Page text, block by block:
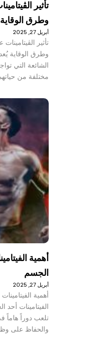
تأثير
وطرق الوقاية
أبريل 27, 2025
تأثير
وطرق الوقاية
الشائعة التي
مختلفة من
أهمية
الجسم
أبريل 27, 2025
أهمية
الفيتامينات أحد
تلعب دوراً
والحفاظ على